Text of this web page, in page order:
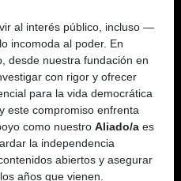
al interés público, incluso —
incomoda al poder. En
desde nuestra fundación en
con rigor y ofrecer
para la vida democrática
este compromiso enfrenta
como nuestro Aliado/a es
la independencia
abiertos y asegurar
años que vienen.